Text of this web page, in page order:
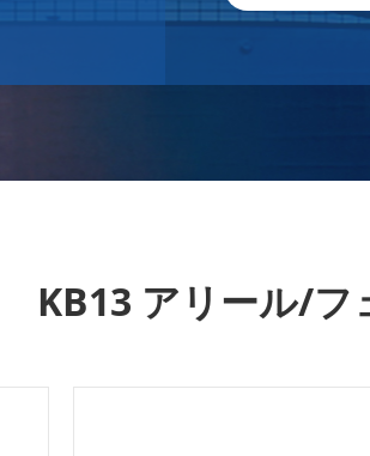
KB13 アリール/フ